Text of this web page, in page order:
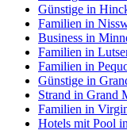
Günstige in
Familien in
Business in
Familien in
Familien in
Günstige in
Strand in Grand
Familien in
Hotels mit Pool